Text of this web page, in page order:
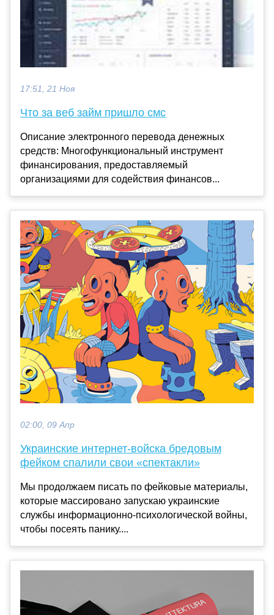
17:51, 21 Ноя
Что за веб займ пришло смс
Описание электронного перевода денежных
средств: Многофункциональный инструмент
финансирования, предоставляемый
организациями для содействия финансов...
02:00, 09 Апр
Украинские интернет-войска бредовым
фейком спалили свои «спектакли»
Мы продолжаем писать по фейковые материалы,
которые массировано запускаю украинские
службы информационно-психологической войны,
чтобы посеять панику....